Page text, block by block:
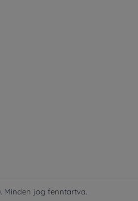
Minden jog fenntartva.